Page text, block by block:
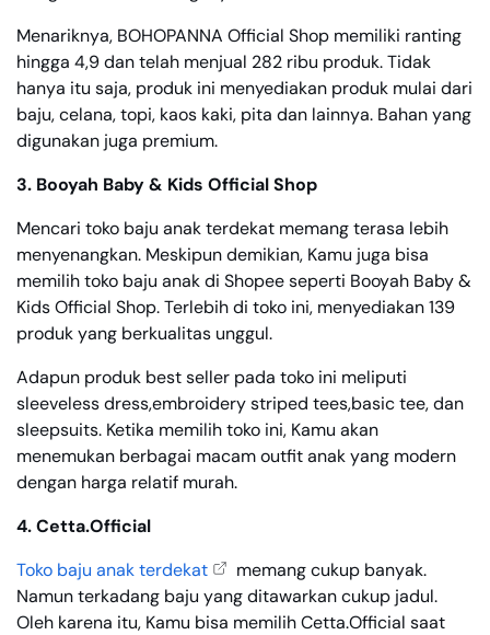
Menariknya, BOHOPANNA Official Shop memiliki ranting
hingga 4,9 dan telah menjual 282 ribu produk. Tidak
hanya itu saja, produk ini menyediakan produk mulai dari
baju, celana, topi, kaos kaki, pita dan lainnya. Bahan yang
digunakan juga premium.
3. Booyah Baby & Kids Official Shop
Mencari toko baju anak terdekat memang terasa lebih
menyenangkan. Meskipun demikian, Kamu juga bisa
memilih toko baju anak di Shopee seperti Booyah Baby &
Kids Official Shop. Terlebih di toko ini, menyediakan 139
produk yang berkualitas unggul.
Adapun produk best seller pada toko ini meliputi
sleeveless dress,embroidery striped tees,basic tee, dan
sleepsuits. Ketika memilih toko ini, Kamu akan
menemukan berbagai macam outfit anak yang modern
dengan harga relatif murah.
4. Cetta.Official
Toko baju anak terdekat
memang cukup banyak.
Namun terkadang baju yang ditawarkan cukup jadul.
Oleh karena itu, Kamu bisa memilih Cetta.Official saat